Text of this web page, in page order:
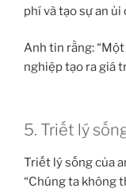
phí và tạo sự an
Anh tin rằng:
nghiệp tạo ra giá
5. Triết lý
Triết lý sống của
“Chúng ta không